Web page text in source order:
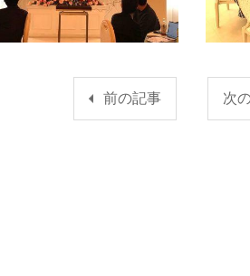
前の記事 次